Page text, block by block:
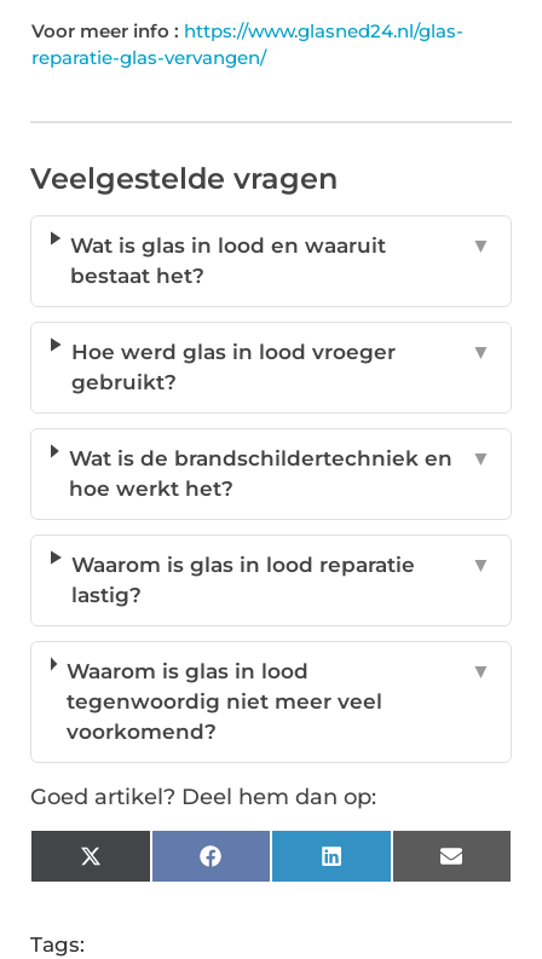
Voor meer info : https://www.glasned24.nl/glas-
reparatie-glas-vervangen/
Veelgestelde vragen
Wat is glas in lood en waaruit
bestaat het?
▼
Hoe werd glas in lood vroeger
gebruikt?
▼
Wat is de brandschildertechniek en
hoe werkt het?
▼
Waarom is glas in lood reparatie
lastig?
▼
Waarom is glas in lood
tegenwoordig niet meer veel
voorkomend?
▼
Goed artikel? Deel hem dan op:
X
(Twitter)
Facebook LinkedIn Email
Tags: